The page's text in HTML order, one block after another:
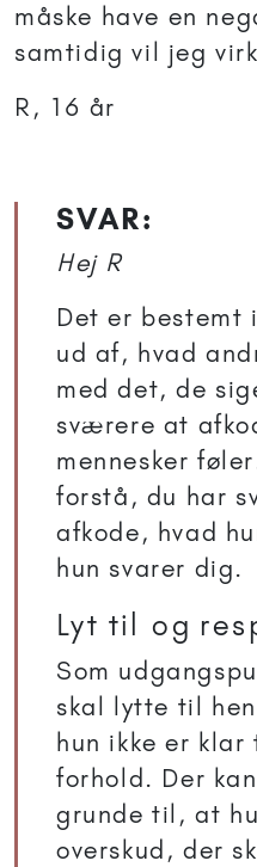
måske have en
samtidig vil jeg
R, 16 år
SVAR:
Hej R
Det er
ud af, hvad
med det, de
sværere at
mennesker
forstå, du har
afkode, hvad
hun svarer dig.
Lyt til og
Som
skal lytte til
hun ikke er
forhold. Der
grunde til, at
overskud, der